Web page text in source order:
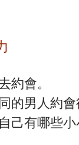
約會。
的男人約
己有哪些